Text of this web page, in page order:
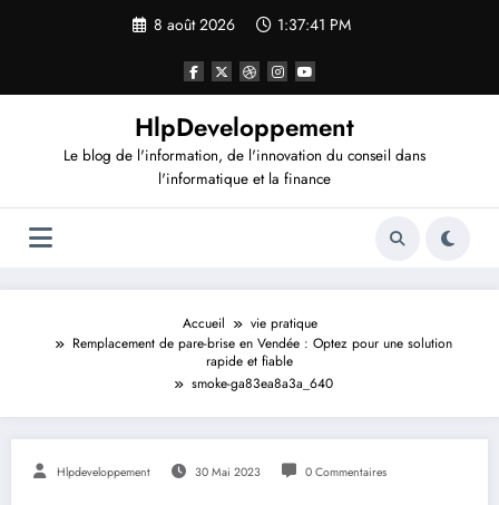
8 août 2026 1:37:42 PM
HlpDeveloppement
Le blog de l'information, de l'innovation du conseil dans
l'informatique et la finance
Accueil
vie pratique
Remplacement de pare-brise en Vendée : Optez pour une solution
rapide et fiable
smoke-ga83ea8a3a_640
Hlpdeveloppement 30 Mai 2023 0 Commentaires